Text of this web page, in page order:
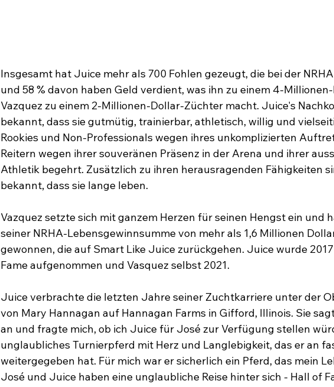
Insgesamt hat Juice mehr als 700 Fohlen gezeugt, die bei der
und 58 % davon haben Geld verdient, was ihn zu einem 4-
Vazquez zu einem 2-Millionen-Dollar-Züchter macht. Juice's
bekannt, dass sie gutmütig, trainierbar, athletisch, willig und
Rookies und Non-Professionals wegen ihres unkomplizierten
Reitern wegen ihrer souveränen Präsenz in der Arena und ihrer
Athletik begehrt. Zusätzlich zu ihren herausragenden Fähigkeiten
bekannt, dass sie lange leben.
Vazquez setzte sich mit ganzem Herzen für seinen Hengst ein und
seiner NRHA-Lebensgewinnsumme von mehr als 1,6 Millionen
gewonnen, die auf Smart Like Juice zurückgehen. Juice wurde
Fame aufgenommen und Vasquez selbst 2021.
Juice verbrachte die letzten Jahre seiner Zuchtkarriere unter der
von Mary Hannagan auf Hannagan Farms in Gifford, Illinois. Sie
an und fragte mich, ob ich Juice für José zur Verfügung stellen
unglaubliches Turnierpferd mit Herz und Langlebigkeit, das er an
weitergegeben hat. Für mich war er sicherlich ein Pferd, das mein
José und Juice haben eine unglaubliche Reise hinter sich - Hall of